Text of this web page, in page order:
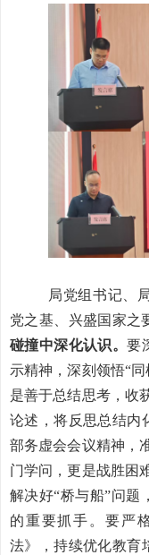
局党组书记、
党之基、兴盛国家之
碰撞中深化认识。要
示精神，深刻领悟“
是善于总结思考，收
论述，将反思总结内
部务虚会会议精神，
门学问，更是战胜困
解决好“桥与船”问题
的重要抓手。要严
法》，持续优化教育